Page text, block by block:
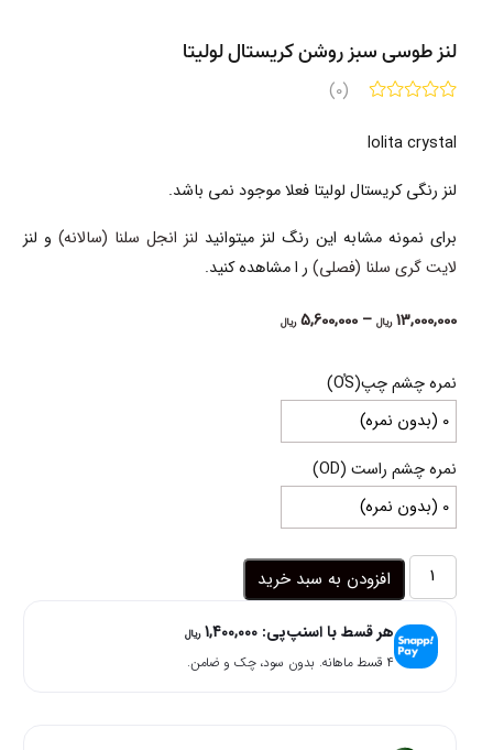
لنز طوسی سبز روشن کریستال لولیتا
(0)
lolita crystal
لنز رنگیکریستال لولیتا فعلا موجود نمی باشد.
برای نمونه مشابه این رنگ لنز میتوانید لنز انجل سلنا (سالانه) و لنز
لایت گری سلنا (فصلی)ر ا مشاهده کنید.
13,000,000 ریال –
5,600,000 ریالPrice
نمره چشم چپ(OُS)
نمره چشم راست (OD)
لنز
طوسی
روشن
کریستال
افزودن به سبد خرید
هر قسط با اسنپ‌پی: 1,400,000 ریال
۴ قسط ماهانه. بدون سود، چک و ضامن.